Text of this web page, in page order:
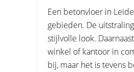
Een betonvloer in
gebieden. De
stijlvolle look.
winkel of kantoor in
bij, maar het is tevens